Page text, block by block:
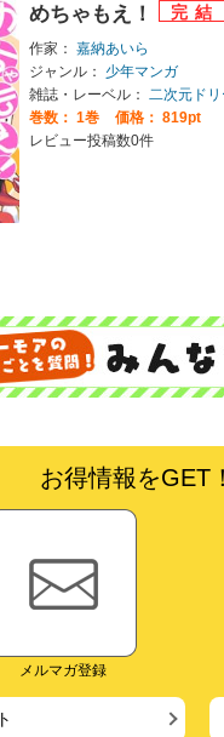
めちゃもえ！
作家： 嘉納あいら
ジャンル：
少年マンガ
雑誌・レーベル：
二次元ド
巻数： 1巻
価格： 819pt
レビュー投稿数0件
お得情報をGET
メルマガ登録